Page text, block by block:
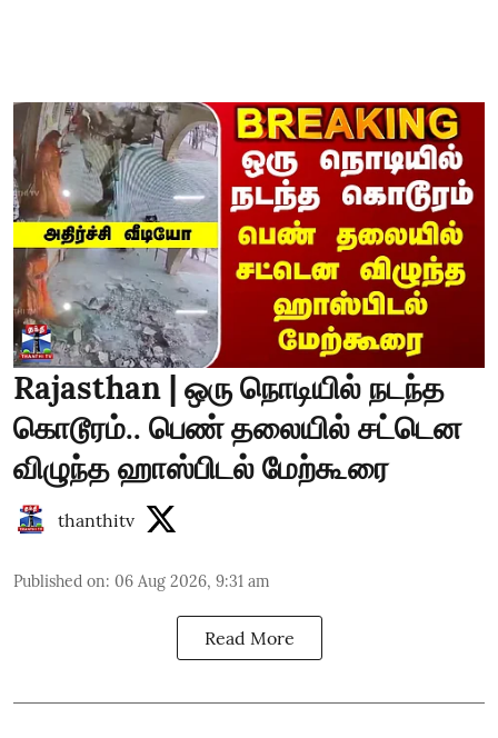
Rajasthan | ஒரு நொடியில் நடந்த
கொடூரம்.. பெண் தலையில் சட்டென
விழுந்த ஹாஸ்பிடல் மேற்கூரை
thanthitv
Published on: 06 Aug 2026, 9:31 am
Read More